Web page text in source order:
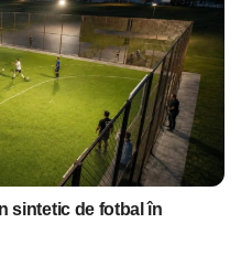
sintetic de fotbal în